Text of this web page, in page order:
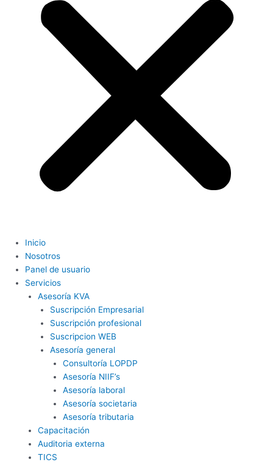
Inicio
Nosotros
Panel de usuario
Servicios
Asesoría KVA
Suscripción Empresarial
Suscripción profesional
Suscripcion WEB
Asesoría general
Consultoría LOPDP
Asesoría NIIF’s
Asesoría laboral
Asesoría societaria
Asesoría tributaria
Capacitación
Auditoria externa
TICS